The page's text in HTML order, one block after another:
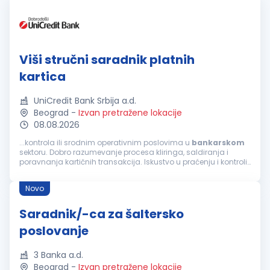
Viši stručni saradnik platnih
kartica
UniCredit Bank Srbija a.d.
Beograd - Izvan pretražene lokacije
08.08.2026
...kontrola ili srodnim operativnim poslovima u bankarskom
sektoru. Dobro razumevanje procesa kliringa, saldiranja i
poravnanja kartičnih transakcija. Iskustvo u praćenju i kontroli
Sposobnost...
Novo
Saradnik/-ca za šaltersko
poslovanje
3 Banka a.d.
Beograd - Izvan pretražene lokacije